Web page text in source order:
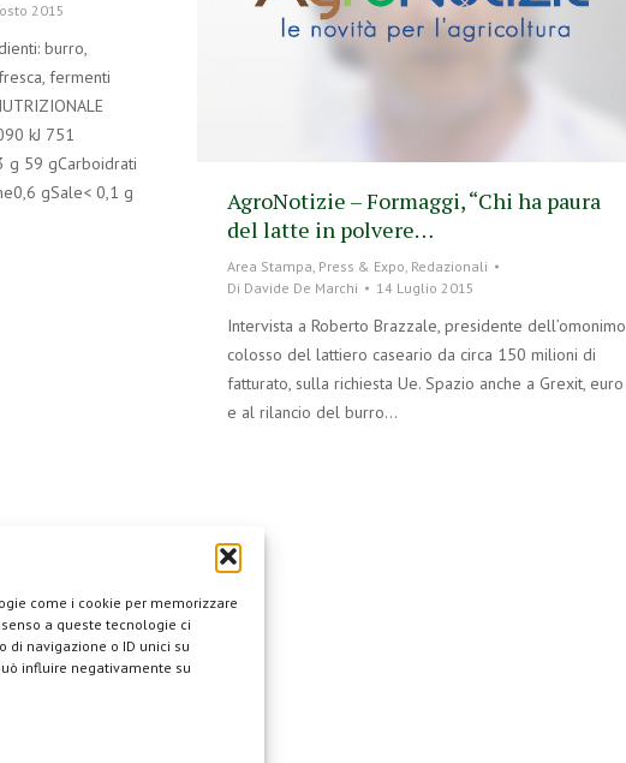
come i cookie per memorizzare
a queste tecnologie ci
navigazione o ID unici su
influire negativamente su
2015
burro,
fermenti
kJ 751
g 59 gCarboidrati
gSale< 0,1 g
AgroNotizie – Formaggi, “Chi ha paura
del latte in polvere…
Area Stampa, Press & Expo, Redazionali
Di Davide De Marchi 14 Luglio 2015
Intervista a Roberto Brazzale, presidente dell’omonimo
colosso del lattiero caseario da circa 150 milioni di
fatturato, sulla richiesta Ue. Spazio anche a Grexit, euro
e al rilancio del burro…